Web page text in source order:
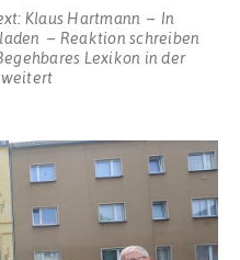
Klaus Hartmann
In
Reaktion schreiben
Lexikon in der